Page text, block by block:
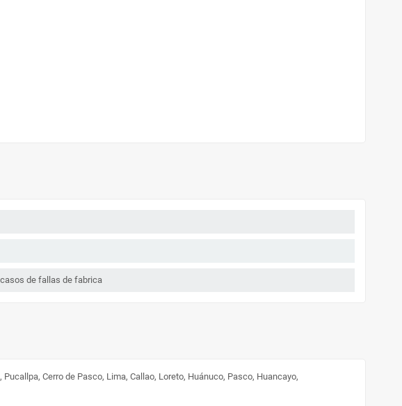
de fallas de fabrica
Cerro de Pasco, Lima, Callao, Loreto, Huánuco, Pasco, Huancayo,